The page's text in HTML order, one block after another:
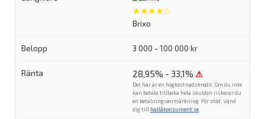
★★★★☆
Brixo
3 000 - 100 000 kr
28,95% - 33,1% ⚠
Det här är en högkostnadskredit. Om du inte
kan betala tillbaka hela skulden riskerar du
en betalningsanmärkning. För stöd, vänd
dig till hallåkonsument.se